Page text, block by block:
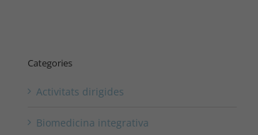
Categories
Activitats dirigides
Biomedicina integrativa